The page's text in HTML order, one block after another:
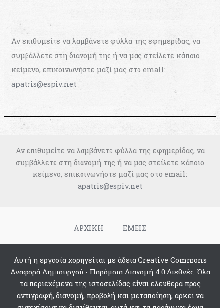
Αν επιθυμείτε να λαμβάνετε φύλλα της εφημερίδας, να
συμβάλλετε στη διανομή της ή να μας στείλετε κάποιο
κείμενο, επικοινωνήστε μαζί μας στο email:
apatris@espiv.net
Αν επιθυμείτε να λαμβάνετε φύλλα της εφημερίδας, να
συμβάλλετε στη διανομή της ή να μας στείλετε κάποιο
κείμενο, επικοινωνήστε μαζί μας στο email:
apatris@espiv.net
ΑΡΧΙΚΗ ΕΜΕΙΣ
Αυτή η εργασία χορηγείται με άδεια Creative Commons
Αναφορά Δημιουργού - Παρόμοια Διανομή 4.0 Διεθνές. Όλα
τα περιεχόμενα της ιστοσελίδας είναι ελεύθερα προς
αντιγραφή, διανομή, προβολή και μεταποίηση, αρκεί να